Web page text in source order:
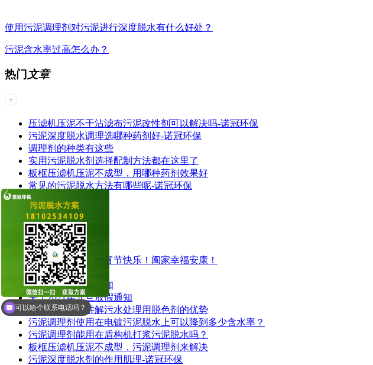
使用污泥调理剂对污泥进行深度脱水有什么好处？
污泥含水率过高怎么办？
热门 文章
压滤机压泥不干沾滤布污泥改性剂可以解决吗-诺冠环保
污泥深度脱水调理选哪种药剂好-诺冠环保
调理剂的种​类有这些
实用污泥脱水剂选择配制方法都在这里了
板框压滤机压泥不成型，用哪种药剂效果好
常见的污泥脱水方法有哪些呢-诺冠环保
最新资讯
诺冠环保祝大家元宵节快乐！阖家幸福安康！
开工大吉
2021年春节放假通知
关于2021年元旦放假通知
诺冠环保为您讲解污水处理用脱色剂的优势
污泥调理剂使用在电镀污泥脱水上可以降到多少含水率？
污泥调理剂能用在盾构机打浆污泥脱水吗？
板框压滤机压泥不成型，污泥调理剂来解决
污泥深度脱水剂的作用肌理-诺冠环保
可以给个联系电话吗？